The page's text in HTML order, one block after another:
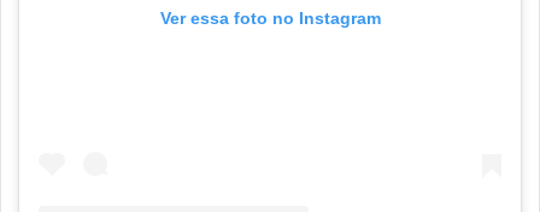
Ver essa foto no Instagram